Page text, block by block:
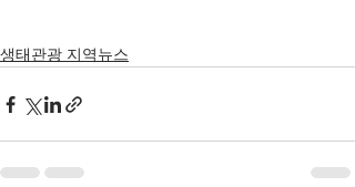
생태관광 지역뉴스